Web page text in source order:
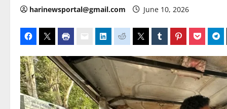
harinewsportal@gmail.com June 10, 2026